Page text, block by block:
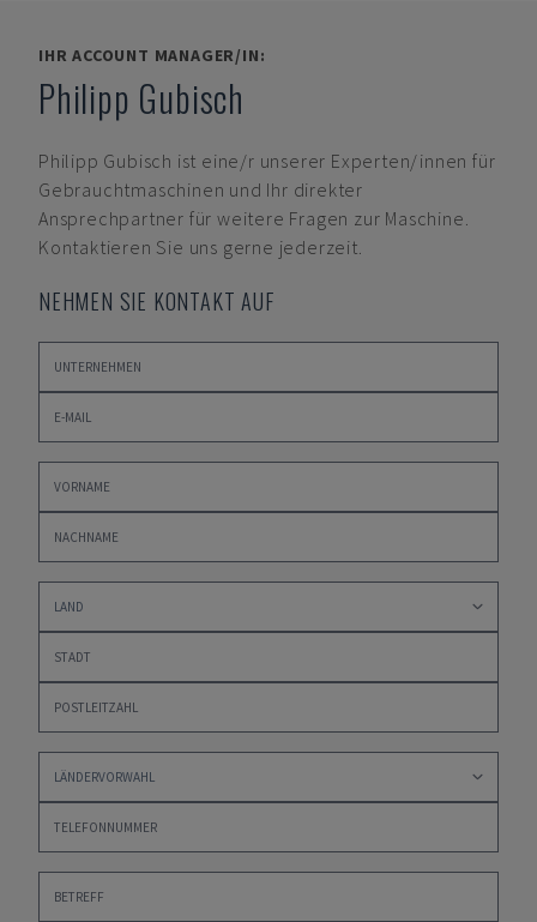
IHR ACCOUNT MANAGER/IN:
Philipp Gubisch
Philipp Gubisch ist eine/r unserer Experten/innen für
Gebrauchtmaschinen und Ihr direkter
Ansprechpartner für weitere Fragen zur Maschine.
Kontaktieren Sie uns gerne jederzeit.
NEHMEN SIE KONTAKT AUF